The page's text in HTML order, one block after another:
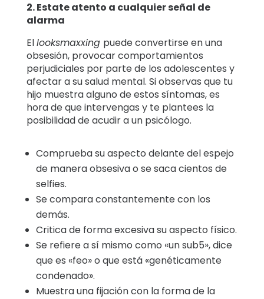
2. Estate atento a cualquier señal de
alarma
Ellooksmaxxing puede convertirse en una
obsesión, provocar comportamientos
perjudiciales por parte de los adolescentes y
afectar a su salud mental. Si observas que tu
hijo muestra alguno de estos síntomas, es
hora de que intervengas y te plantees la
posibilidad de acudir a un psicólogo.
Comprueba su aspecto delante del espejo
de manera obsesiva o se saca cientos de
selfies.
Se compara constantemente con los
demás.
Critica de forma excesiva su aspecto físico.
Se refiere a sí mismo como «un sub5», dice
que es «feo» o que está «genéticamente
condenado».
Muestra una fijación con la forma de la